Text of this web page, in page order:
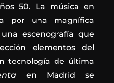
50. La música en
por una magnífica
escenografía que
elementos del
tecnología de última
en Madrid se